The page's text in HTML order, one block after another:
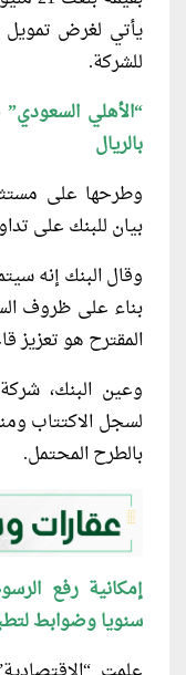
يأتي لغرض تمويل
للشركة.
“الأهلي
بالريال
وطرحها على
بيان للبنك على
وقال البنك إنه
بناء على ظروف
المقترح هو تعزيز
وعين البنك،
لسجل الاكتتاب
بالطرح المحتمل.
سنويا وضوابط